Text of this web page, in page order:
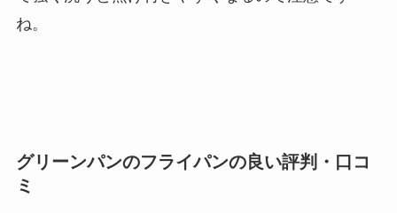
ね。
グリーンパンのフライパンの良い評判・口コ
ミ